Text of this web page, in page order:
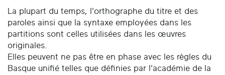
La plupart du temps, l'orthographe du titre et des
paroles ainsi que la syntaxe employées dans les
partitions sont celles utilisées dans les œuvres
originales.
Elles peuvent ne pas être en phase avec les règles du
Basque unifié telles que définies par l'académie de la